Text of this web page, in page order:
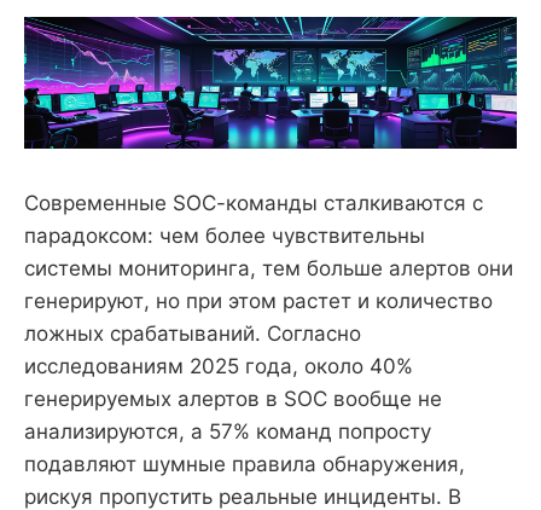
Современные SOC-команды сталкиваются с
парадоксом: чем более чувствительны
системы мониторинга, тем больше алертов они
генерируют, но при этом растет и количество
ложных срабатываний. Согласно
исследованиям 2025 года, около 40%
генерируемых алертов в SOC вообще не
анализируются, а 57% команд попросту
подавляют шумные правила обнаружения,
рискуя пропустить реальные инциденты. В